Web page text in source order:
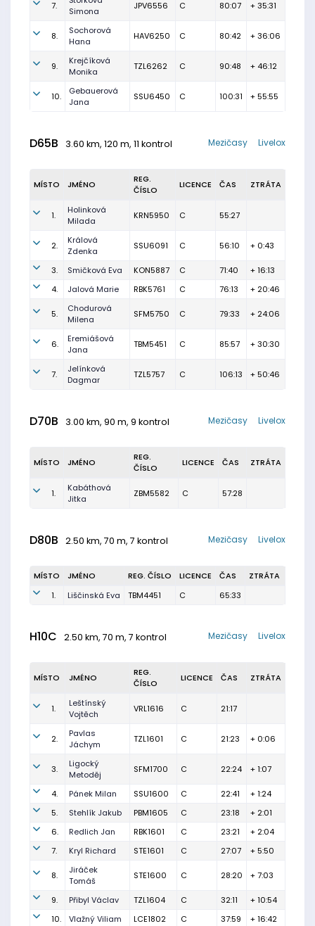
7.
Simona
JPV6556 C 80:07 + 35:31
8.
Sochorová
Hana
HAV6250 C 80:42 + 36:06
9.
Krejčíková
Monika
TZL6262 C 90:48 + 46:12
10.
Gebauerová
Jana
SSU6450 C 100:31 + 55:55
D65B 3.60 km, 120 m, 11 kontrol Livelox
Mezičasy
MÍSTO JMÉNO
REG.
ČÍSLO
LICENCE ČAS ZTRÁTA
1.
Holinková
Milada
KRN5950 C 55:27
2.
Králová
Zdenka
SSU6091 C 56:10 + 0:43
3. Smičková Eva KON5887 C 71:40
+ 16:13
4.
Jalová Marie RBK5761 C 76:13 + 20:46
5.
Chodurová
Milena
SFM5750 C 79:33 + 24:06
6.
Eremiášová
Jana
TBM5451 C 85:57 + 30:30
7.
Jelínková
Dagmar
TZL5757 C 106:13 + 50:46
D70B 3.00 km, 90 m, 9 kontrol Livelox
Mezičasy
MÍSTO JMÉNO
REG.
ČÍSLO
LICENCE ČAS ZTRÁTA
1.
Kabáthová
Jitka
ZBM5582 C 57:28
D80B 2.50 km, 70 m, 7 kontrol Livelox
Mezičasy
MÍSTO JMÉNO REG. ČÍSLO LICENCE ČAS
ZTRÁTA
1.
Liščinská Eva TBM4451 C 65:33
H10C 2.50 km, 70 m, 7 kontrol Livelox
Mezičasy
MÍSTO JMÉNO
REG.
ČÍSLO
LICENCE ČAS ZTRÁTA
1.
Leštínský
Vojtěch
VRL1616 C 21:17
2.
Pavlas
Jáchym
TZL1601 C 21:23 + 0:06
3.
Ligocký
Metoděj
SFM1700 C 22:24 + 1:07
4. Pánek Milan SSU1600 C 22:41
+ 1:24
5.
Stehlík Jakub PBM1605 C 23:18
+ 2:01
6.
Redlich Jan RBK1601 C 23:21
+ 2:04
7.
Kryl Richard STE1601 C 27:07 + 5:50
8.
Jiráček
Tomáš
STE1600 C 28:20 + 7:03
9. Přibyl Václav TZL1604 C 32:11
+ 10:54
10.
Vlažný Viliam LCE1802 C 37:59
+ 16:42